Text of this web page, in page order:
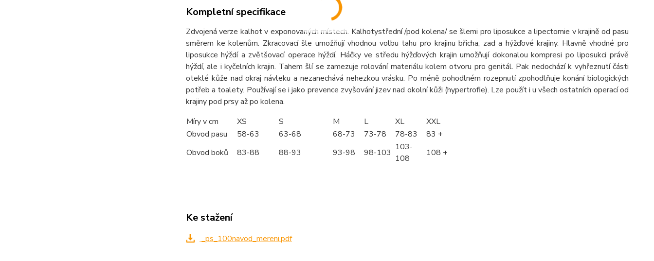
Kompletní specifikace
Zdvojená verze kalhot v exponovaných místech. Kalhotystřední /pod kolena/ se šlemi pro liposukce a lipectomie v krajině od pasu
směrem ke kolenům. Zkracovací šle umožňují vhodnou volbu tahu pro krajinu břicha, zad a hýžďové krajiny. Hlavně vhodné pro
liposukce hýždí a zvětšovací operace hýždí. Háčky ve středu hýžďových krajin umožňují dokonalou kompresi po liposukci právě
hýždí, ale i kyčelních krajin. Tahem šlí se zamezuje rolování materiálu kolem otvoru pro genitál. Pak nedochází k vyhřeznutí části
oteklé kůže nad okraj návleku a nezanechává nehezkou vrásku. Po méně pohodlném rozepnutí zpohodlňuje konání biologických
potřeb a toalety. Používají se i jako prevence zvyšování jizev nad okolní kůži (hypertrofie). Lze použít i u všech ostatních operací od
krajiny pod prsy až po kolena.
Míry v cm
XS S M L XL
XXL
Obvod pasu
58-63 63-68 68-73 73-78 78-83
83 +
Obvod boků
83-88 88-93 93-98 98-103
103-
108
108 +
Ke stažení
_ps_100navod_mereni.pdf